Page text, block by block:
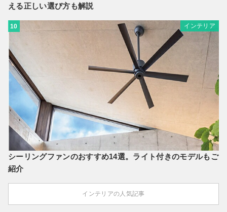
える正しい選び方も解説
10 インテリア
シーリングファンのおすすめ14選。ライト付きのモデルもご
紹介
インテリアの人気記事